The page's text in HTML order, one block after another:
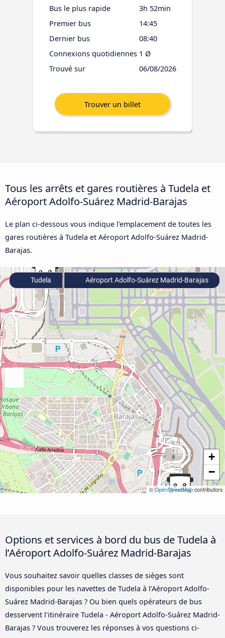
Bus le plus rapide
3h 52min
Premier bus
14:45
Dernier bus
08:40
Connexions quotidiennes 1 Ø
Trouvé sur
06/08/2026
Tous les arrêts et gares routières à Tudela et
Aéroport Adolfo-Suárez Madrid-Barajas
Le plan ci-dessous vous indique l'emplacement de toutes les
gares routières à Tudela et Aéroport Adolfo-Suárez Madrid-
Barajas.
+
−
© OpenStreetMap contributors
Tudela Aéroport Adolfo-Suárez Madrid-Barajas
Options et services à bord du bus de Tudela à
l’Aéroport Adolfo-Suárez Madrid-Barajas
Vous souhaitez savoir quelles classes de sièges sont
disponibles pour les navettes de Tudela à l’Aéroport Adolfo-
Suárez Madrid-Barajas ? Ou bien quels opérateurs de bus
desservent l'itinéraire Tudela - Aéroport Adolfo-Suárez Madrid-
Barajas ? Vous trouverez les réponses à vos questions ci-